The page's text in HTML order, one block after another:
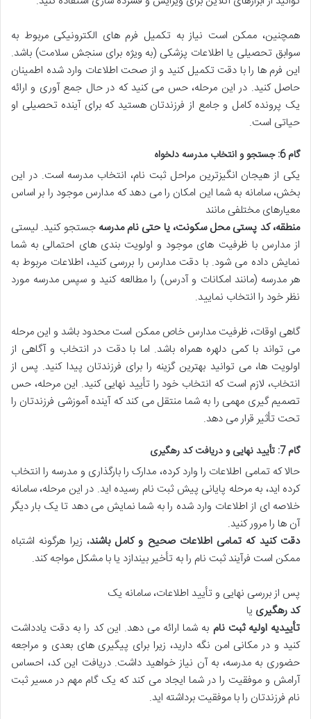
همچنین، ممکن است نیاز به تکمیل فرم های الکترونیکی مربوط به
سوابق تحصیلی یا اطلاعات پزشکی (به ویژه برای سنجش سلامت) باشد.
این فرم ها را با دقت تکمیل کنید و از صحت اطلاعات وارد شده اطمینان
حاصل کنید. در این مرحله، حس می کنید که در حال جمع آوری و ارائه
یک پرونده کامل و جامع از فرزندتان هستید که برای آینده تحصیلی او
حیاتی است.
گام 6: جستجو و انتخاب مدرسه دلخواه
یکی از هیجان انگیزترین مراحل ثبت نام، انتخاب مدرسه است. در این
بخش، سامانه به شما این امکان را می دهد که مدارس موجود را بر اساس
معیارهای مختلفی مانند
منطقه، کد پستی محل سکونت، یا حتی نام مدرسه جستجو کنید. لیستی
از مدارس با ظرفیت های موجود و اولویت بندی های احتمالی به شما
نمایش داده می شود. با دقت مدارس را بررسی کنید، اطلاعات مربوط به
هر مدرسه (مانند امکانات و آدرس) را مطالعه کنید و سپس مدرسه مورد
نظر خود را انتخاب نمایید.
گاهی اوقات، ظرفیت مدارس خاص ممکن است محدود باشد و این مرحله
می تواند با کمی دلهره همراه باشد. اما با دقت در انتخاب و آگاهی از
اولویت ها، می توانید بهترین گزینه را برای فرزندتان پیدا کنید. پس از
انتخاب، لازم است که انتخاب خود را تأیید نهایی کنید. این مرحله، حس
تصمیم گیری مهمی را به شما منتقل می کند که آینده آموزشی فرزندتان را
تحت تأثیر قرار می دهد.
گام 7: تأیید نهایی و دریافت کد رهگیری
حالا که تمامی اطلاعات را وارد کرده، مدارک را بارگذاری و مدرسه را انتخاب
کرده اید، به مرحله پایانی پیش ثبت نام رسیده اید. در این مرحله، سامانه
خلاصه ای از اطلاعات وارد شده را به شما نمایش می دهد تا یک بار دیگر
آن ها را مرور کنید.
دقت کنید که تمامی اطلاعات صحیح و کامل باشند، زیرا هرگونه اشتباه
ممکن است فرآیند ثبت نام را به تأخیر بیندازد یا با مشکل مواجه کند.
پس از بررسی نهایی و تأیید اطلاعات، سامانه یک
کد رهگیری یا
تأییدیه اولیه ثبت نام به شما ارائه می دهد. این کد را به دقت یادداشت
کنید و در مکانی امن نگه دارید، زیرا برای پیگیری های بعدی و مراجعه
حضوری به مدرسه، به آن نیاز خواهید داشت. دریافت این کد، احساس
آرامش و موفقیت را در شما ایجاد می کند که یک گام مهم در مسیر ثبت
نام فرزندتان را با موفقیت برداشته اید.